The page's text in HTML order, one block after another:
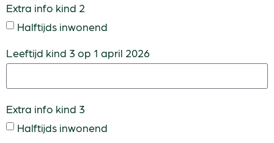
Extra info kind 2
Halftijds inwonend
Leeftijd kind 3 op 1 april 2026
Extra info kind 3
Halftijds inwonend